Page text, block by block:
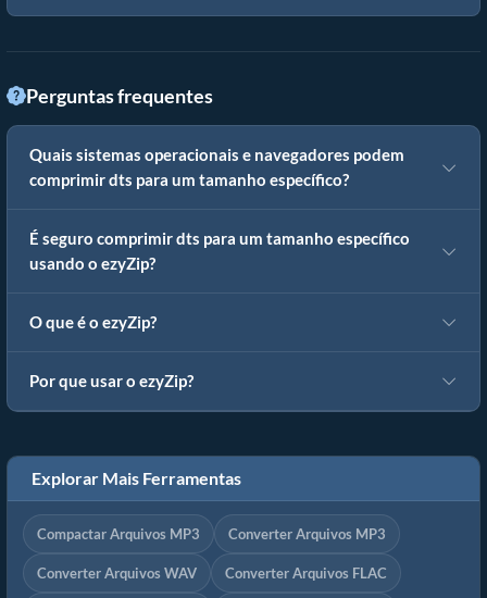
Perguntas frequentes
Quais sistemas operacionais e navegadores podem
comprimir dts para um tamanho específico?
É seguro comprimir dts para um tamanho específico
usando o ezyZip?
O que é o ezyZip?
Por que usar o ezyZip?
Explorar Mais Ferramentas
Compactar Arquivos MP3 Converter Arquivos MP3
Converter Arquivos WAV Converter Arquivos FLAC